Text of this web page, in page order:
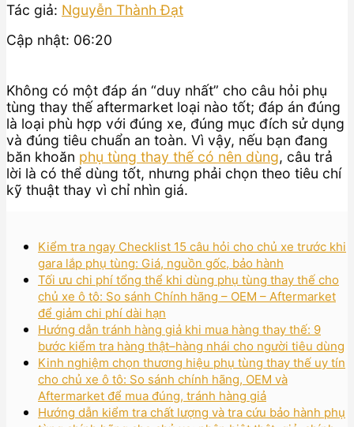
Tác giả: Nguyễn Thành Đạt
Cập nhật: 06:20
Không có một đáp án “duy nhất” cho câu hỏi phụ
tùng thay thế aftermarket loại nào tốt; đáp án đúng
là loại phù hợp với đúng xe, đúng mục đích sử dụng
và đúng tiêu chuẩn an toàn. Vì vậy, nếu bạn đang
băn khoăn phụ tùng thay thế có nên dùng, câu trả
lời là có thể dùng tốt, nhưng phải chọn theo tiêu chí
kỹ thuật thay vì chỉ nhìn giá.
Kiểm tra ngay Checklist 15 câu hỏi cho chủ xe trước khi
gara lắp phụ tùng: Giá, nguồn gốc, bảo hành
Tối ưu chi phí tổng thể khi dùng phụ tùng thay thế cho
chủ xe ô tô: So sánh Chính hãng – OEM – Aftermarket
để giảm chi phí dài hạn
Hướng dẫn tránh hàng giả khi mua hàng thay thế: 9
bước kiểm tra hàng thật–hàng nhái cho người tiêu dùng
Kinh nghiệm chọn thương hiệu phụ tùng thay thế uy tín
cho chủ xe ô tô: So sánh chính hãng, OEM và
Aftermarket để mua đúng, tránh hàng giả
Hướng dẫn kiểm tra chất lượng và tra cứu bảo hành phụ